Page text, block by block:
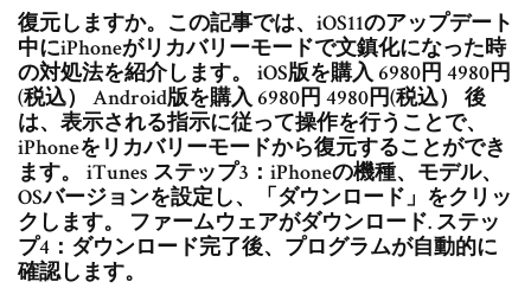
復元しますか。この記事では、iOS11のアップデート
中にiPhoneがリカバリーモードで文鎮化になった時
の対処法を紹介します。 iOS版を購入 6980円 4980円
(税込） Android版を購入 6980円 4980円(税込） 後
は、表示される指示に従って操作を行うことで、
iPhoneをリカバリーモードから復元することができ
ます。 iTunes ステップ3：iPhoneの機種、モデル、
OSバージョンを設定し、「ダウンロード」をクリッ
クします。 ファームウェアがダウンロード. ステッ
プ4：ダウンロード完了後、プログラムが自動的に
確認します。